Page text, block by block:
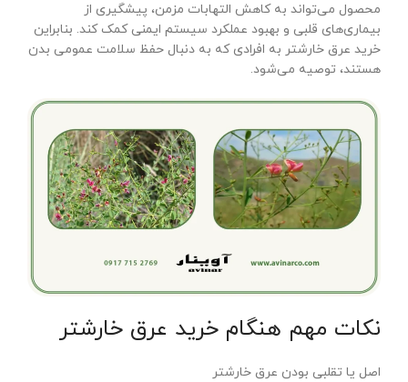
محصول می‌تواند به کاهش التهابات مزمن، پیشگیری از
بیماری‌های قلبی و بهبود عملکرد سیستم ایمنی کمک کند. بنابراین
خرید عرق خارشتر به افرادی که به دنبال حفظ سلامت عمومی بدن
هستند، توصیه می‌شود.
نکات مهم هنگام خرید عرق خارشتر
اصل یا تقلبی بودن عرق خارشتر